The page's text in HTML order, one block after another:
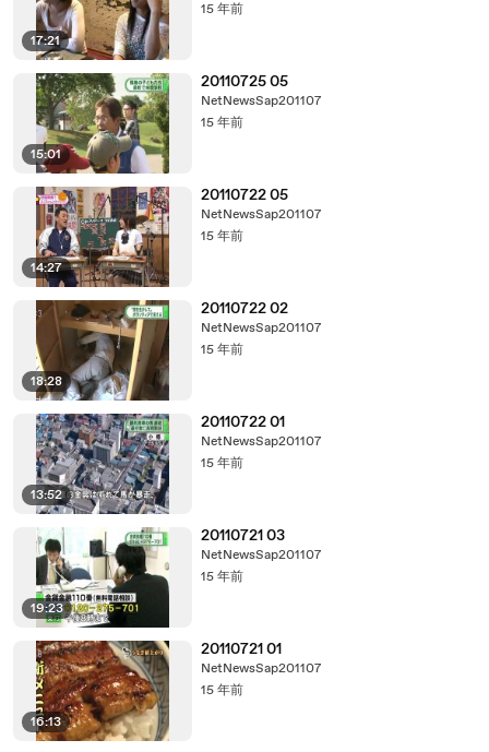
17:21
15 年前
15:01
20110725 05
NetNewsSap201107
15 年前
14:27
20110722 05
NetNewsSap201107
15 年前
18:28
20110722 02
NetNewsSap201107
15 年前
13:52
20110722 01
NetNewsSap201107
15 年前
19:23
20110721 03
NetNewsSap201107
15 年前
16:13
20110721 01
NetNewsSap201107
15 年前